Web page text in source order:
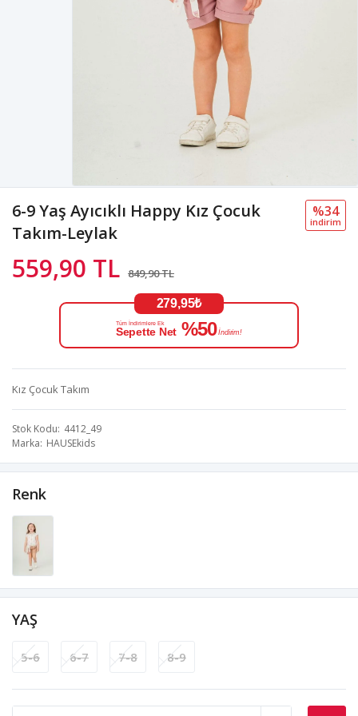
6-9 Yaş Ayıcıklı Happy Kız Çocuk
Takım-Leylak
559,90 TL 849,90 TL
%34
i̇ndi̇ri̇m
279,95₺
Tüm İndirimlere Ek
Sepette Net %50 İndirim!
Kız Çocuk Takım
Stok Kodu 4412_49
Marka HAUSEkids
Renk
YAŞ
5-6 6-7 7-8 8-9